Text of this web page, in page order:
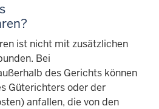
ist nicht mit zusätzlichen
Bei
des Gerichts können
Güterichters oder der
anfallen, die von den